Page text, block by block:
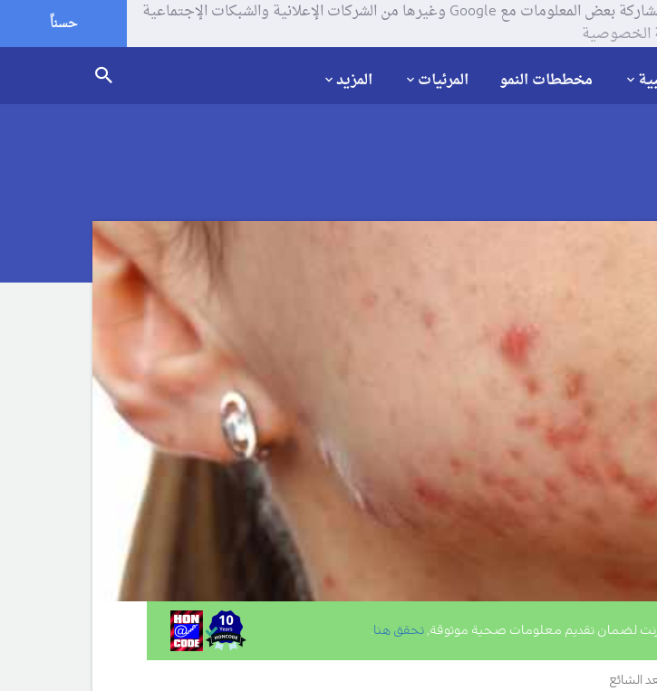
يستخدم موقعنا ملفات تعريف الإرتباط (الكوكيز) لتحليل زياراتك وإستخدامك للموقع و تتم مشاركة بعض المعلومات مع Google وغيرها من الشركات الإعلانية والشبكات الإجتماعية
الخصوصية حسناً
مخططات النمو المرئيات المزيد
لضمان تقديم معلومات صحية موثوقة, تحقق هنا.
الشائع